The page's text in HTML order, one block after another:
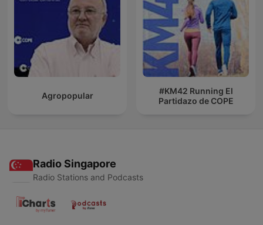
Agropopular
#KM42 Running El
Partidazo de COPE
Radio Singapore
Radio Stations and Podcasts